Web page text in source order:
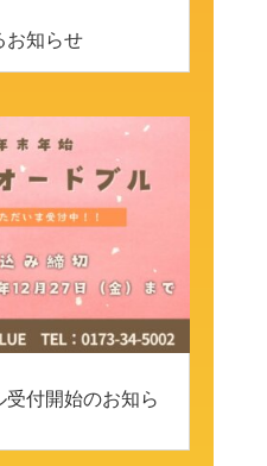
お知らせ
付開始のお知ら